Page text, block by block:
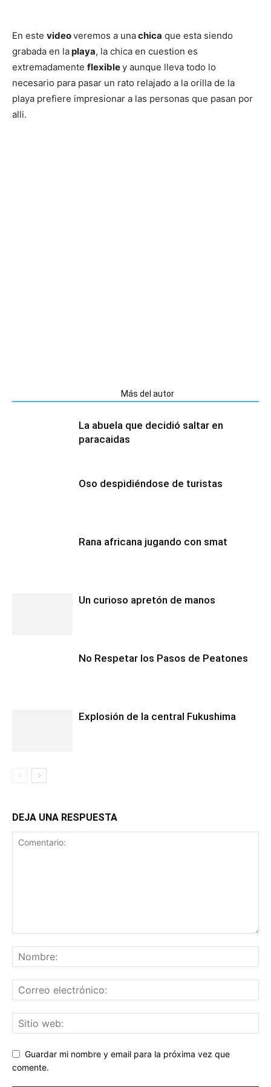
En este videoveremos a unachica que esta siendo
grabada en laplaya, la chica en cuestion es
extremadamente flexibley aunque lleva todo lo
necesario para pasar un rato relajado a la orilla de la
playa prefiere impresionar a las personas que pasan por
alli.
Más del autor
La abuela que decidió saltar en
paracaidas
Oso despidiéndose de turistas
Rana africana jugando con smat
Un curioso apretón de manos
No Respetar los Pasos de Peatones
Explosión de la central Fukushima
DEJA UNA RESPUESTA
Guardar mi nombre y email para la próxima vez que
comente.